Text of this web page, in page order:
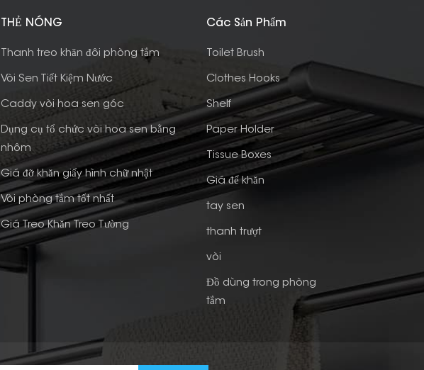
THẺ NÓNG
Thanh treo khăn đôi phòng tắm
Vòi Sen Tiết Kiệm Nước
Caddy vòi hoa sen góc
Dụng cụ tổ chức vòi hoa sen bằng
nhôm
Giá đỡ khăn giấy hình chữ nhật
Vòi phòng tắm tốt nhất
Giá Treo Khăn Treo Tường
Các Sản Phẩm
Toilet Brush
Clothes Hooks
Shelf
Paper Holder
Tissue Boxes
Giá để khăn
tay sen
thanh trượt
vòi
Đồ dùng trong phòng
tắm